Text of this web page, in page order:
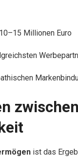
Millionen Euro
ist das